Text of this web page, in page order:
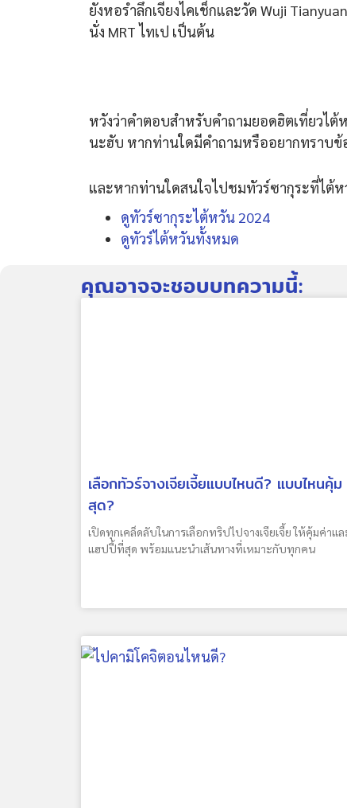
ยังหอรำลึกเจียงไคเช็กและวัด Wuji
นั่ง MRT ไทเป​​ เป็นต้น
หวังว่าคำตอบสำหรับคำถามยอดฮิตเที่ยวไ
นะฮับ หากท่านใดมีคำถามหรืออยากทราบข้
และหากท่านใดสนใจไปชมทัวร์ซากุระที่ไต้ห
ดูทัวร์ซากุระไต้หวัน 2024
ดูทัวร์ไต้หวันทั้งหมด
คุณอาจจะชอบบทความนี้:
เลือกทัวร์จางเจียเจี้ยแบบไหนดี? แบบไหนคุ้ม
สุด?
เปิดทุกเคล็ดลับในการเลือกทริปไปจางเจียเจี้ย ให้คุ้มค่าแล
แฮปปี้ที่สุด พร้อมแนะนำเส้นทางที่เหมาะกับทุกคน